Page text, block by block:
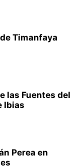
Timanfaya
las Fuentes del
Ibias
Perea en